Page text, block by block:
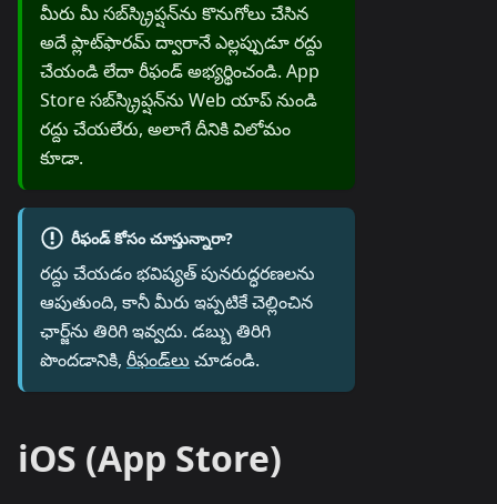
మీరు మీ సబ్‌స్క్రిప్షన్‌ను కొనుగోలు చేసిన
అదే ప్లాట్‌ఫారమ్ ద్వారానే ఎల్లప్పుడూ రద్దు
చేయండి లేదా రీఫండ్ అభ్యర్థించండి. App
Store సబ్‌స్క్రిప్షన్‌ను Web యాప్ నుండి
రద్దు చేయలేరు, అలాగే దీనికి విలోమం
కూడా.
రీఫండ్ కోసం చూస్తున్నారా?
రద్దు చేయడం భవిష్యత్ పునరుద్ధరణలను
ఆపుతుంది, కానీ మీరు ఇప్పటికే చెల్లించిన
ఛార్జ్‌ను తిరిగి ఇవ్వదు. డబ్బు తిరిగి
పొందడానికి, రీఫండ్‌లు చూడండి.
iOS (App Store)